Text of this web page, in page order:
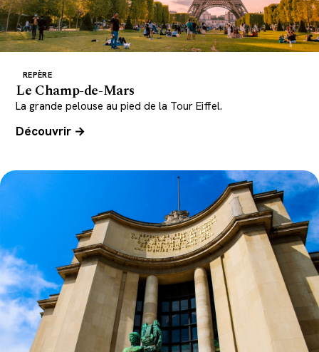
REPÈRE
Le Champ-de-Mars
La grande pelouse au pied de la Tour Eiffel.
Découvrir →